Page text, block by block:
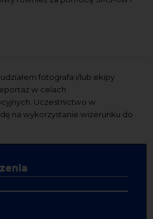
fotografa i/lub ekipy
w celach
Uczestnictwo w
na wykorzystanie wizerunku do